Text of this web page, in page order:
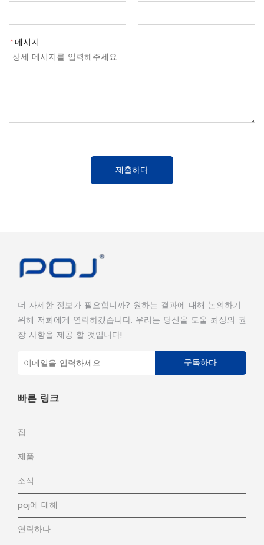
*메시지
제출하다
더 자세한 정보가 필요합니까? 원하는 결과에 대해 논의하기
위해 저희에게 연락하겠습니다. 우리는 당신을 도울 최상의 권
장 사항을 제공 할 것입니다!
구독하다
빠른 링크
집
제품
소식
poj에 대해
연락하다